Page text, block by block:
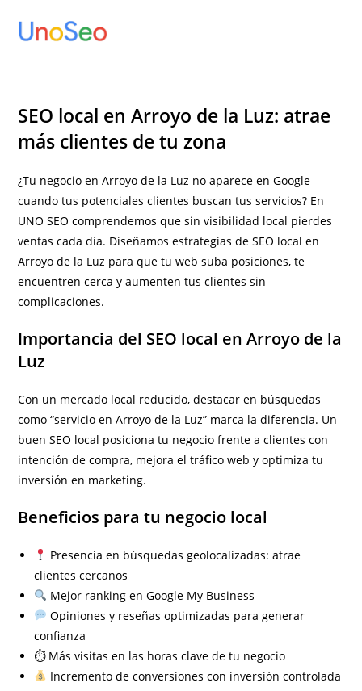
SEO local en Arroyo de la Luz: atrae
más clientes de tu zona
¿Tu negocio en Arroyo de la Luz no aparece en Google
cuando tus potenciales clientes buscan tus servicios? En
UNO SEO comprendemos que sin visibilidad local pierdes
ventas cada día. Diseñamos estrategias de SEO local en
Arroyo de la Luz para que tu web suba posiciones, te
encuentren cerca y aumenten tus clientes sin
complicaciones.
Importancia del SEO local en Arroyo de la
Luz
Con un mercado local reducido, destacar en búsquedas
como “servicio en Arroyo de la Luz” marca la diferencia. Un
buen SEO local posiciona tu negocio frente a clientes con
intención de compra, mejora el tráfico web y optimiza tu
inversión en marketing.
Beneficios para tu negocio local
Presencia en búsquedas geolocalizadas: atrae
clientes cercanos
Mejor ranking en Google My Business
Opiniones y reseñas optimizadas para generar
confianza
⏱ Más visitas en las horas clave de tu negocio
Incremento de conversiones con inversión controlada